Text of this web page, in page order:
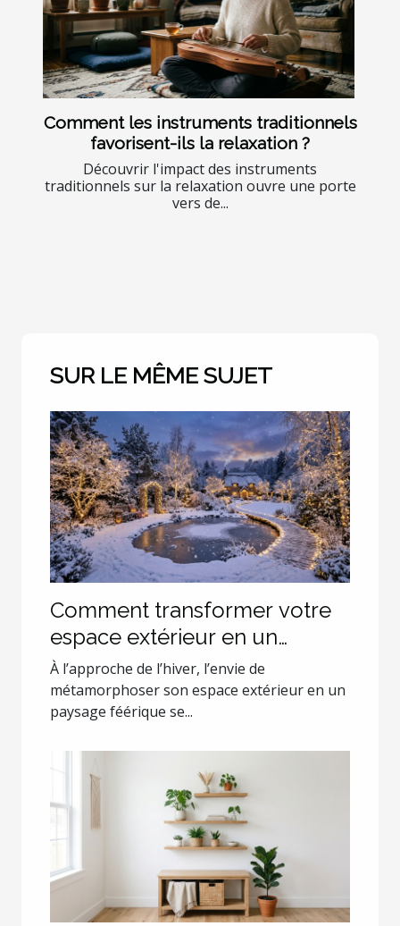
Comment les instruments traditionnels
favorisent-ils la relaxation ?
Découvrir l'impact des instruments
traditionnels sur la relaxation ouvre une porte
vers de...
SUR LE MÊME SUJET
Comment transformer votre
espace extérieur en un
paysage hivernal enchanteur
?
À l’approche de l’hiver, l’envie de
métamorphoser son espace extérieur en un
paysage féérique se...